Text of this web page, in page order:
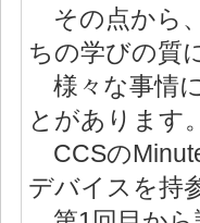
その点から
ちの学びの質
様々な事情
とがあります。
CCSの
デバイスを持